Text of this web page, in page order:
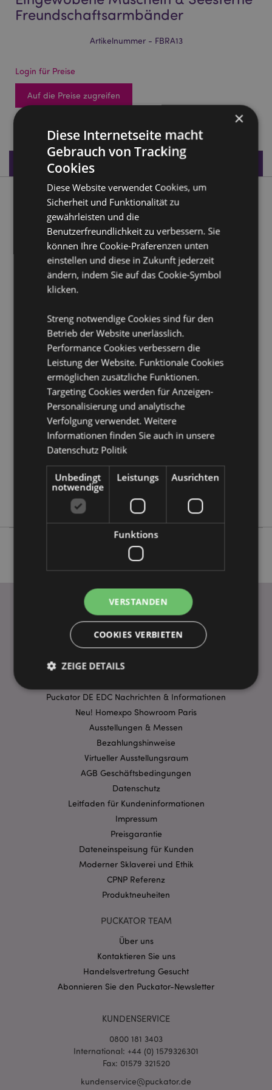
Freundschaftsarmbänder
Artikelnummer - FBRA13
Login für Preise
Auf die Preise zugreifen
Produktdaten
Produktbeschreibung
Eingewobene Muscheln & Seesterne
Freundschaftsarmbänder
Material:Polyester, Harz, Metal (Zinklegierung), Acryl,
Kaurimuschel
Möchten Sie mehr über den Einkauf bei Puckator
erfahren?Dann lesen Sie unserenLeitfaden für
Kundeninformationen.
Produktattribute
Information
Länge 18cm
5056848206130
1008
0.007000
Keine
Keine
Keine
WICHTIGE INFORMATION
FAQ
Lieferbedingungen
Puckator DE EDC Nachrichten & Informationen
Neu! Homexpo Showroom Paris
Ausstellungen & Messen
Bezahlungshinweise
Virtueller Ausstellungsraum
AGB Geschäftsbedingungen
Datenschutz
Leitfaden für Kundeninformationen
Impressum
Preisgarantie
Dateneinspeisung für Kunden
Moderner Sklaverei und Ethik
CPNP Referenz
Produktneuheiten
PUCKATOR TEAM
Über uns
Kontaktieren Sie uns
Handelsvertretung Gesucht
Abonnieren Sie den Puckator-Newsletter
KUNDENSERVICE
0800 181 3403
International: +44 (0) 1579326301
Fax: 01579 321520
kundenservice@puckator.de
×
Diese Internetseite macht
Gebrauch von Tracking
Cookies
Diese Website verwendet Cookies, um
Sicherheit und Funktionalität zu
gewährleisten und die
Benutzerfreundlichkeit zu verbessern. Sie
können Ihre Cookie-Präferenzen unten
einstellen und diese in Zukunft jederzeit
ändern, indem Sie auf das Cookie-Symbol
klicken.
Streng notwendige Cookies sind für den
Betrieb der Website unerlässlich.
Performance Cookies verbessern die
Leistung der Website. Funktionale Cookies
ermöglichen zusätzliche Funktionen.
Targeting Cookies werden für Anzeigen-
Personalisierung und analytische
Verfolgung verwendet. Weitere
Informationen finden Sie auch in unsere
Datenschutz Politik
Unbedingt
notwendige
Leistungs Ausrichten
Funktions
VERSTANDEN
COOKIES VERBIETEN
ZEIGE DETAILS
Unbedingt notwendige
Leistungs
Ausrichten
Funktions
Streng-notwendige-Cookies ermöglichen
Kernfunktionen der Website wie die
Benutzeranmeldung und die Kontoverwaltung.
Website nicht richtig genutzt werden.
CookieScriptConsent
.puckator.de
Datenschutzbestimmungen von Google